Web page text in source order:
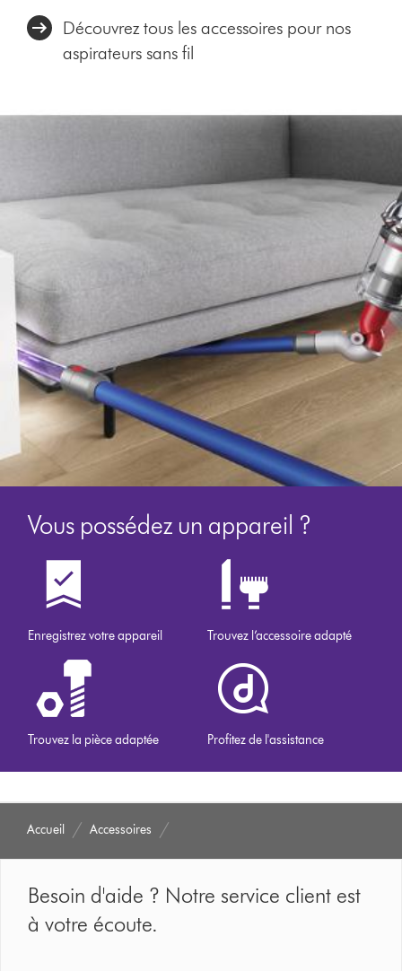
Découvrez tous les accessoires pour nos
aspirateurs sans fil
Vous possédez un appareil ?
Enregistrez votre appareil Trouvez l’accessoire adapté
Trouvez la pièce adaptée Profitez de l'assistance
Accueil Accessoires
Besoin d'aide ? Notre service client est
à votre écoute.